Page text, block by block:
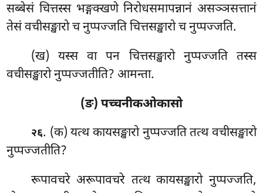
सब्बेसं चित्तस्स भङ्गक्खणे निरोधसमापन्नानं असञ्ञसत्तानं
तेसं वचीसङ्खारो च नुप्पज्जति चित्तसङ्खारो च नुप्पज्जति.
(ख) यस्स वा पन चित्तसङ्खारो नुप्पज्जति तस्स
वचीसङ्खारो नुप्पज्जतीति? आमन्ता.
(ङ) पच्चनीकओकासो
२६. (क) यत्थकायसङ्खारो नुप्पज्जति तत्थ वचीसङ्खारो
नुप्पज्जतीति?
रूपावचरे अरूपावचरे तत्थ कायसङ्खारो नुप्पज्जति,